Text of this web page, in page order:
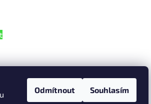
Odmítnout Souhlasím